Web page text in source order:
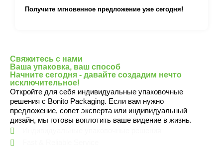
дойдет до покупателя в идеальном
брендинга
Индивидуальные почтовые ящики служат
отличным инструментом брендинга.
Включив в них свой логотип, цвета и
сообщения, вы сможете создать сильное
присутствие бренда и произвести
неизгладимое впечатление на клиентов.
Получите мгновенное предложение уже сегодня!
Свяжитесь с нами
Ваша упаковка, ваш способ
Начните сегодня - давайте создадим нечто
исключительное!
Откройте для себя индивидуальные упаковочные
решения с Bonito Packaging. Если вам нужно
предложение, совет эксперта или индивидуальный
дизайн, мы готовы воплотить ваше видение в жизнь.